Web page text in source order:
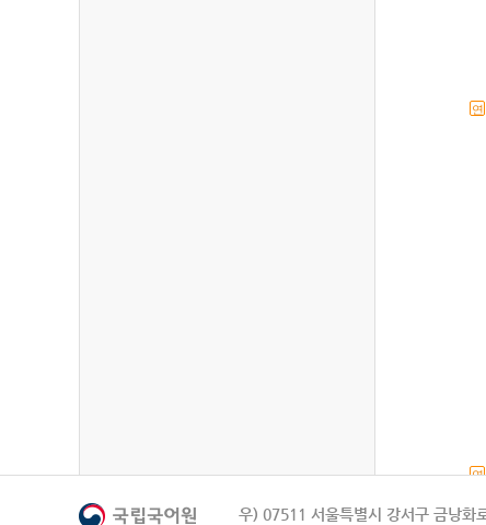
연
연
우) 07511 서울특별시 강서구 금낭화